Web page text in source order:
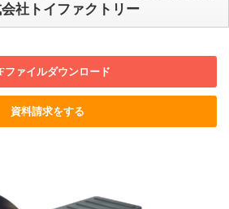
社トイファクトリー
ファイルダウンロード
資料請求をする